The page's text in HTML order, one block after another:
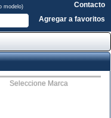
modelo)
Contacto
Agregar a favoritos
Seleccione Marca